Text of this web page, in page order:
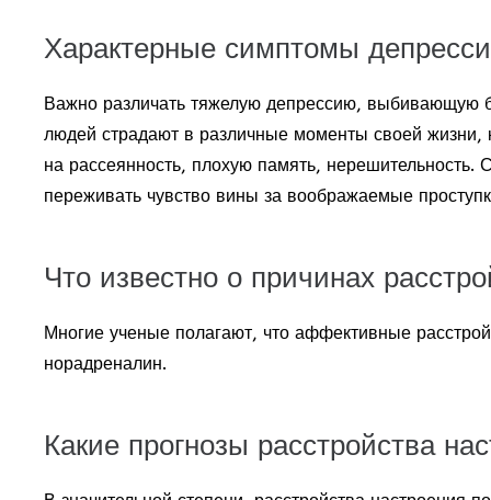
Характерные симптомы
Важно различать тяжелую депрессию, выбивающую
людей страдают в различные моменты своей
на рассеянность, плохую память,
переживать чувство вины за воображаемые
Что известно о причинах
Многие ученые полагают, что аффективные
норадреналин.
Какие прогнозы расстройства